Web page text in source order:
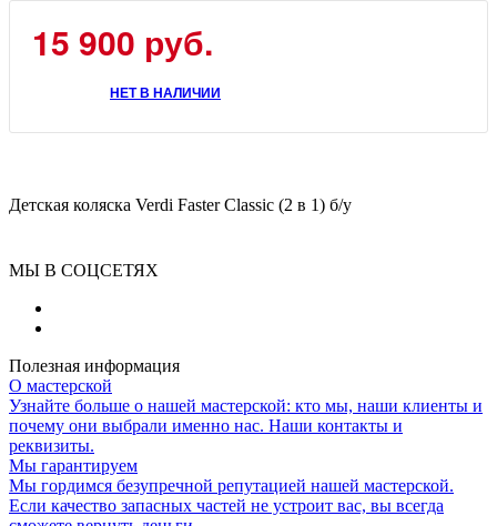
15 900 руб.
НЕТ В НАЛИЧИИ
Детская коляска Verdi Faster Classic (2 в 1) б/у
МЫ В СОЦСЕТЯХ
Полезная информация
О мастерской
Узнайте больше о нашей мастерской: кто мы, наши клиенты и
почему они выбрали именно нас. Наши контакты и
реквизиты.
Мы гарантируем
Мы гордимся безупречной репутацией нашей мастерской.
Если качество запасных частей не устроит вас, вы всегда